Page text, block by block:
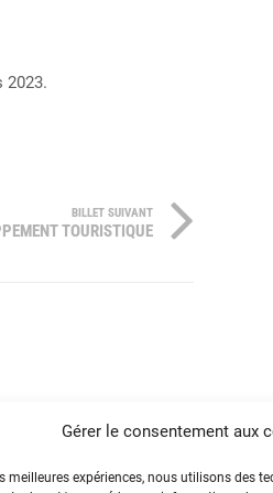
Gérer le consentement aux
meilleures expériences, nous utilisons des
2023.
BILLET SUIVANT
TOURISTIQUE